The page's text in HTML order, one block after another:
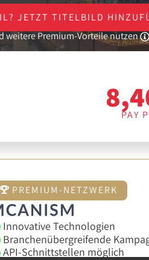
JETZT TITELBILD
weitere Premium-Vorteile nutzen
PAY
PREMIUM-NETZWERK
Innovative Technologien
Branchenübergreifende
API-Schnittstellen möglich